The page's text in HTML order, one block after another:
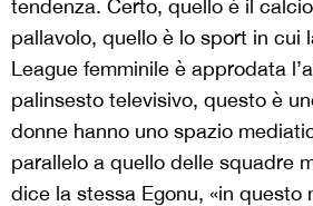
tendenza. Certo, quello è il
pallavolo, quello è lo sport in cui
League femminile è approdata
palinsesto televisivo, questo è
donne hanno uno spazio
parallelo a quello delle squadre
dice la stessa Egonu, «in questo